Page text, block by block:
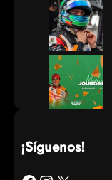
¡Síguenos!